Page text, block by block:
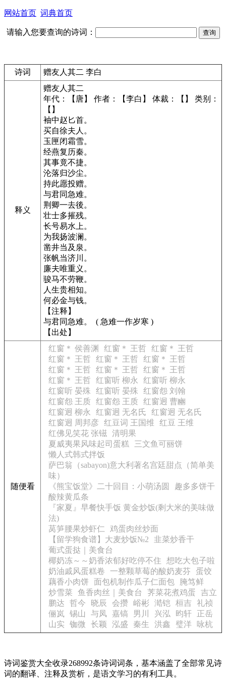
网站首页 词典首页
请输入您要查询的诗词：
诗词 赠友人其二 李白
释义
赠友人其二
年代：【唐】 作者：【李白】 体裁：【】 类别：
【】
袖中赵匕首。
买自徐夫人。
玉匣闭霜雪。
经燕复历秦。
其事竟不捷。
沦落归沙尘。
持此愿投赠。
与君同急难。
荆卿一去後。
壮士多摧残。
长号易水上。
为我扬波澜。
凿井当及泉。
张帆当济川。
廉夫唯重义。
骏马不劳鞭。
人生贵相知。
何必金与钱。
【注释】
与君同急难。 ( 急难一作岁寒 )
【出处】
随便看
红窗＊ 侯善渊 红窗＊ 王哲
红窗＊ 王哲
红窗＊ 王哲
红窗＊ 王哲
红窗＊ 王哲
红窗＊ 王哲
红窗＊ 王哲
红窗＊ 王哲
红窗＊ 王哲
红窗听 柳永
红窗听 柳永
红窗听 晏殊
红窗听 晏殊
红窗怨 刘翰
红窗怨 王质
红窗怨 王质
红窗迥 曹豳
红窗迥 柳永
红窗迥 无名氏
红窗迥 无名氏
红窗迥 周邦彦
红豆词 王国维
红豆 王维
红佛见笑花 张镃
清明果
夏威夷果风味起司蛋糕
三文鱼可丽饼
懒人式韩式拌饭
萨巴翁（sabayon)意大利著名宫廷甜点（简单美
味）
《熊宝饭堂》二十回目：小萌汤圆
趣多多饼干
酸辣黄瓜条
『家夏』早餐快手饭 黄金炒饭(剩大米的美味做
法)
莴笋腰果炒虾仁
鸡蛋肉丝炒面
【留学狗食谱】大麦炒饭№2
韭菜炒香干
葡式蛋挞｜美食台
椰奶冻～～奶香浓郁好吃停不住
想吃大包子啦
奶油戚风蛋糕卷
一整颗草莓的酸奶麦芬
蛋饺
藕香小肉饼
面包机制作瓜子仁面包
腌笃鲜
炒雪菜
鱼香肉丝｜美食台 荠菜花煮鸡蛋
吉立
鹏达
哲今 晓辰 会攒 峪彬 澔铠 桓吉
礼祯
俪岚
锡山 与凤 嘉镐 男川 兴泓 昀轩
正岳
山实
铷微 长颖 泓盛 秦生 洪鑫 璧洋 咏杭
诗词鉴赏大全收录268992条诗词词条，基本涵盖了全部常见诗
词的翻译、注释及赏析，是语文学习的有利工具。